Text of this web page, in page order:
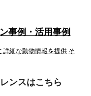
事例・活用事例
詳細な動物情報を提供 そ
ンスはこちら